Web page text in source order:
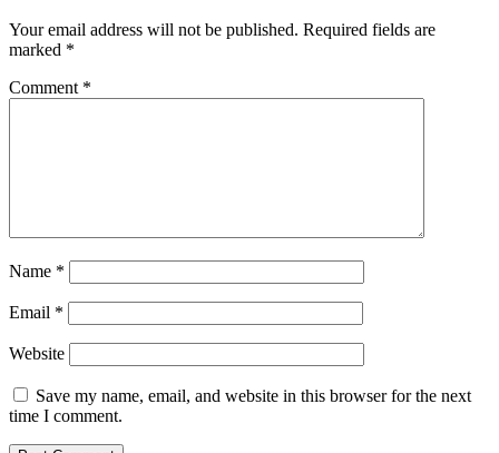
Your email address will not be published. Required fields are
marked *
Comment *
Name *
Email *
Website
Save my name, email, and website in this browser for the next
time I comment.